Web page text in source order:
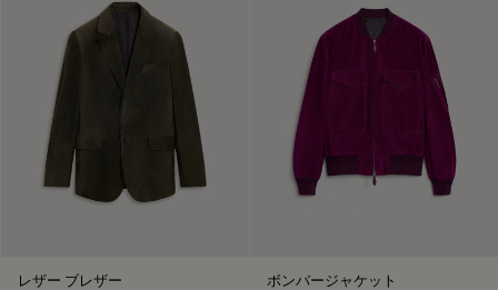
レザー ブレザー
ボンバージャケット